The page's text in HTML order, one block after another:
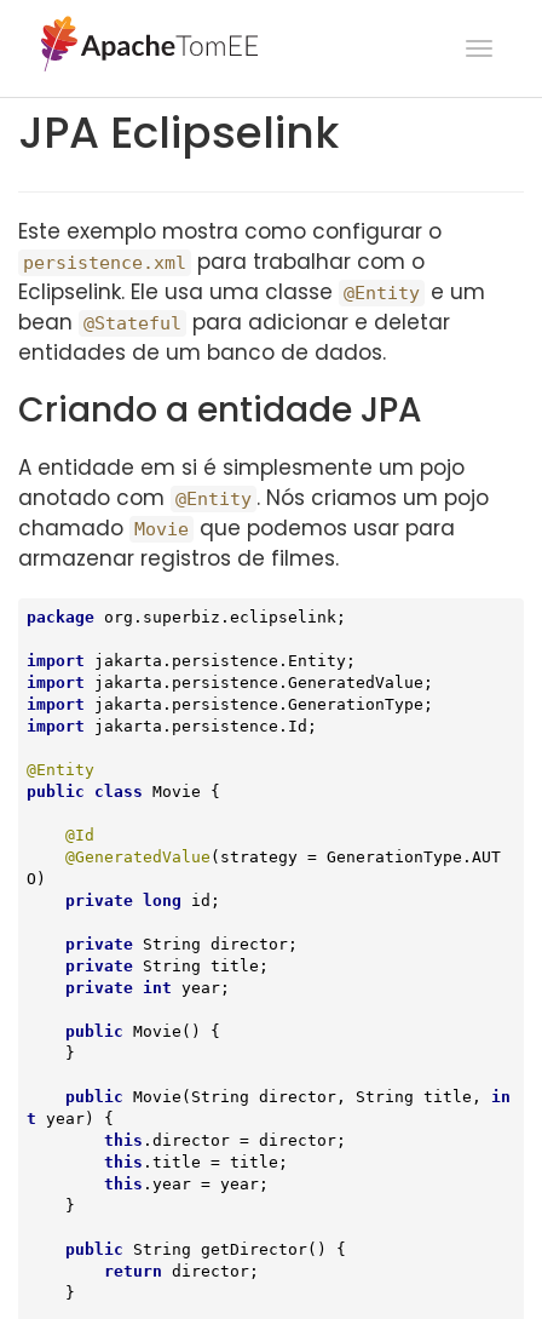
JPA Eclipselink
Este exemplo mostra como configurar o
persistence.xml
para trabalhar com o
Eclipselink. Ele usa uma classe @Entity e um
bean @Stateful
para adicionar e deletar
entidades de um banco de dados.
Criando a entidade JPA
A entidade em si é simplesmente um pojo
anotado com @Entity . Nós criamos um pojo
chamado Movie que podemos usar para
armazenar registros de filmes.
package org.superbiz.eclipselink;
import
import
import
import jakarta.persistence.Id;
@Entity
public
class Movie {
@Id
@GeneratedValue (strategy = GenerationType.AUT
O)
private long id;
private String director;
private String title;
private
int year;
public Movie ()
{
public Movie (String director, String title, in
t year)
{
this .director = director;
this .title = title;
this .year = year;
public String getDirector()
{
return director;